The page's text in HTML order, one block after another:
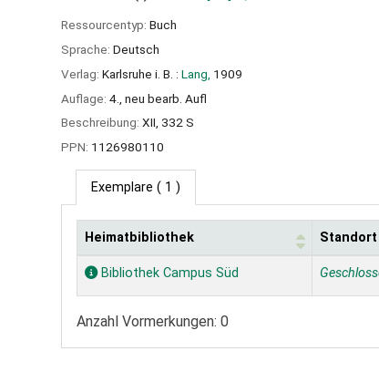
Ressourcentyp: Buch
Sprache: Deutsch
Verlag: Karlsruhe i. B. : Lang, 1909
Auflage: 4., neu bearb. Aufl
Beschreibung: XII, 332 S
PPN: 1126980110
Exemplare ( 1 )
Exemplare
Heimatbibliothek Standort
Bibliothek Campus Süd
Anzahl Vormerkungen: 0